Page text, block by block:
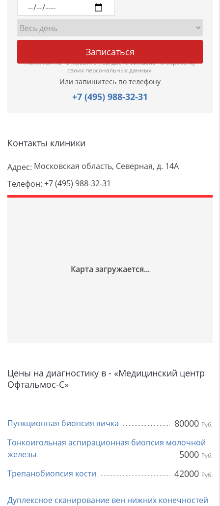
Нажимая на "Отправить", вы даетесогласиена обработку
своих персональных данных.
Или запишитесь по телефону
+7 (495) 988-32-31
Контакты клиники
Адрес: Московская область, Северная, д. 14А
Телефон: +7 (495) 988-32-31
Цены на диагностику в - «Медицинский центр
Офтальмос-С»
Пункционная биопсия яичка 80000 Руб.
Тонкоигольная аспирационная биопсия молочной
железы
5000 Руб.
Трепанобиопсия кости 42000 Руб.
Дуплексное сканирование вен нижних конечностей